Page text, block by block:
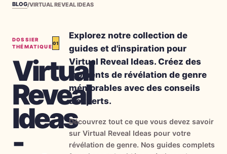
Jeux
Tarifs
Préparer la fête
Jeux, imprimables et idées pratiques gratuits
Kit à imprimer gratuit Gratuit →
Outils Gratuits 5→
BLOG/VIRTUAL REVEAL IDEAS
DOSSIER
THÉMATIQUE
01
Virtual
Reveal
Ideas
-
Explorez notre collection de
guides et d'inspiration pour
Virtual Reveal Ideas. Créez des
moments de révélation de genre
mémorables avec des conseils
d'experts.
Découvrez tout ce que vous devez savoir
sur Virtual Reveal Ideas pour votre
révélation de genre. Nos guides complets